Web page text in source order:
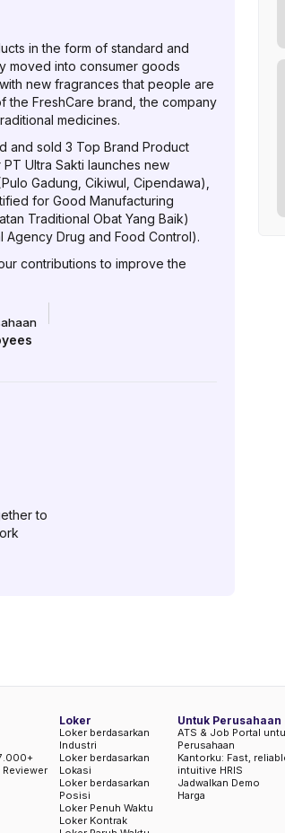
in the form of standard and
moved into consumer goods
new fragrances that people are
the FreshCare brand, the company
medicines.
and sold 3 Top Brand Product
Ultra Sakti launches new
Gadung, Cikiwul, Cipendawa),
for Good Manufacturing
Traditional Obat Yang Baik)
Agency Drug and Food Control).
contributions to improve the
to
Loker
Loker berdasarkan
Industri
Loker berdasarkan
Lokasi
Loker berdasarkan
Posisi
Loker Penuh Waktu
Loker Kontrak
Untuk Perusahaan
ATS & Job Portal
Perusahaan
Kantorku: Fast,
intuitive HRIS
Jadwalkan Demo
Harga